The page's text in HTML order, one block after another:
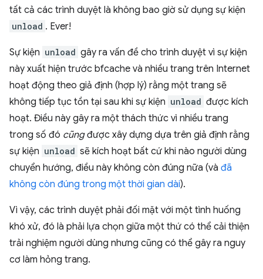
tất cả các trình duyệt là không bao giờ sử dụng sự kiện
unload . Ever!
Sự kiện unload gây ra vấn đề cho trình duyệt vì sự kiện
này xuất hiện trước bfcache và nhiều trang trên Internet
hoạt động theo giả định (hợp lý) rằng một trang sẽ
không tiếp tục tồn tại sau khi sự kiện unload được kích
hoạt. Điều này gây ra một thách thức vì nhiều trang
trong số đó cũngđược xây dựng dựa trên giả định rằng
sự kiện unload sẽ kích hoạt bất cứ khi nào người dùng
chuyển hướng, điều này không còn đúng nữa (và đã
không còn đúng trong một thời gian dài).
Vì vậy, các trình duyệt phải đối mặt với một tình huống
khó xử, đó là phải lựa chọn giữa một thứ có thể cải thiện
trải nghiệm người dùng nhưng cũng có thể gây ra nguy
cơ làm hỏng trang.